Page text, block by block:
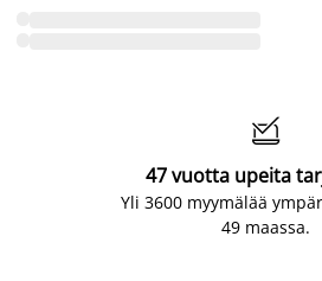

47 vuotta upeita
Yli 3600 myymälää
49 maassa.